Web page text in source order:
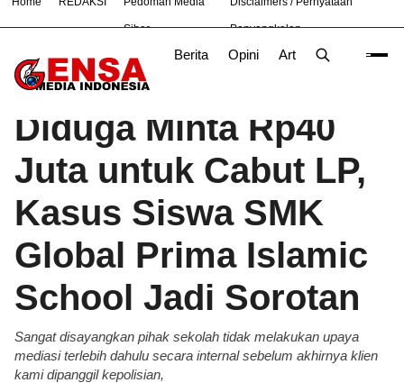
Siber Penyangkalan
Berita Opini Artikel
# Bekasi Nasional News Purwakarta TNI
Beranda/Berita
Diduga Minta Rp40
Juta untuk Cabut LP,
Kasus Siswa SMK
Global Prima Islamic
School Jadi Sorotan
Sangat disayangkan pihak sekolah tidak melakukan upaya
mediasi terlebih dahulu secara internal sebelum akhirnya klien
kami dipanggil kepolisian,